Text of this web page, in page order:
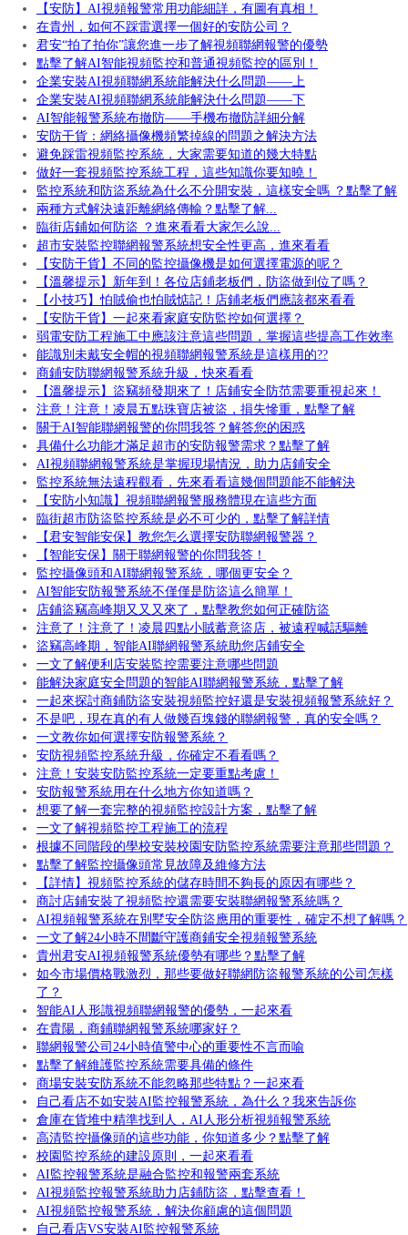
【安防】AI視頻報警常用功能細詳，有圖有真相！
在貴州，如何不踩雷選擇一個好的安防公司？
君安“拍了拍你”讓您進一步了解視頻聯網報警的優勢
點擊了解AI智能視頻監控和普通視頻監控的區別！
企業安裝AI視頻聯網系統能解決什么問題——上
企業安裝AI視頻聯網系統能解決什么問題——下
AI智能報警系統布撤防——手機布撤防詳細分解
安防干貨：網絡攝像機頻繁掉線的問題之解決方法
避免踩雷視頻監控系統，大家需要知道的幾大特點
做好一套視頻監控系統工程，這些知識你要知曉！
監控系統和防盜系統為什么不分開安裝，這樣安全嗎 ？點擊了解
兩種方式解決遠距離網絡傳輸？點擊了解...
臨街店鋪如何防盜 ？進來看看大家怎么說...
超市安裝監控聯網報警系統想安全性更高，進來看看
【安防干貨】不同的監控攝像機是如何選擇電源的呢？
【溫馨提示】新年到！各位店鋪老板們，防盜做到位了嗎？
【小技巧】怕賊偷也怕賊惦記！店鋪老板們應該都來看看
【安防干貨】一起來看家庭安防監控如何選擇？
弱電安防工程施工中應該注意這些問題，掌握這些提高工作效率
能識別未戴安全帽的視頻聯網報警系統是這樣用的??
商鋪安防聯網報警系統升級，快來看看
【溫馨提示】盜竊頻發期來了！店鋪安全防范需要重視起來！
注意！注意！凌晨五點珠寶店被盜，損失慘重，點擊了解
關于AI智能聯網報警的你問我答？解答您的困惑
具備什么功能才滿足超市的安防報警需求？點擊了解
AI視頻聯網報警系統是掌握現場情況，助力店鋪安全
監控系統無法遠程觀看，先來看看這幾個問題能不能解決
【安防小知識】視頻聯網報警服務體現在這些方面
臨街超市防盜監控系統是必不可少的，點擊了解詳情
【君安智能安保】教您怎么選擇安防聯網報警器？
【智能安保】關于聯網報警的你問我答！
監控攝像頭和AI聯網報警系統，哪個更安全？
AI智能安防報警系統不僅僅是防盜這么簡單！
店鋪盜竊高峰期又又又來了，點擊教您如何正確防盜
注意了！注意了！凌晨四點小賊蓄意盜店，被遠程喊話驅離
盜竊高峰期，智能AI聯網報警系統助您店鋪安全
一文了解便利店安裝監控需要注意哪些問題
能解決家庭安全問題的智能AI聯網報警系統，點擊了解
一起來探討商鋪防盜安裝視頻監控好還是安裝視頻報警系統好？
不是吧，現在真的有人做幾百塊錢的聯網報警，真的安全嗎？
一文教你如何選擇安防報警系統？
安防視頻監控系統升級，你確定不看看嗎？
注意！安裝安防監控系統一定要重點考慮！
安防報警系統用在什么地方你知道嗎？
想要了解一套完整的視頻監控設計方案，點擊了解
一文了解視頻監控工程施工的流程
根據不同階段的學校安裝校園安防監控系統需要注意那些問題？
點擊了解監控攝像頭常見故障及維修方法
【詳情】視頻監控系統的儲存時間不夠長的原因有哪些？
商討店鋪安裝了視頻監控還需要安裝聯網報警系統嗎？
AI視頻報警系統在別墅安全防盜應用的重要性，確定不想了解嗎？
一文了解24小時不間斷守護商鋪安全視頻報警系統
貴州君安AI視頻報警系統優勢有哪些？點擊了解
如今市場價格戰激烈，那些要做好聯網防盜報警系統的公司怎樣
了？
智能AI人形識視頻聯網報警的優勢，一起來看
在貴陽，商鋪聯網報警系統哪家好？
聯網報警公司24小時值警中心的重要性不言而喻
點擊了解維護監控系統需要具備的條件
商場安裝安防系統不能忽略那些特點？一起來看
自己看店不如安裝AI監控報警系統，為什么？我來告訴你
倉庫在貨堆中精準找到人，AI人形分析視頻報警系統
高清監控攝像頭的這些功能，你知道多少？點擊了解
校園監控系統的建設原則，一起來看看
AI監控報警系統是融合監控和報警兩套系統
AI視頻監控報警系統助力店鋪防盜，點擊查看！
AI視頻監控報警系統，解決你顧慮的這個問題
自己看店VS安裝AI監控報警系統